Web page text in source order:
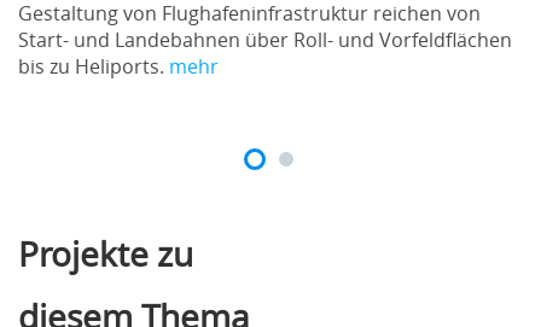
Managementsysteme und Ableitung daraus
entstehender Grundlagen zur Auditierung
basierend auf dem Qualitätsmanagement und in
Festlegung von Prüfkriterien
Durchführung eines Audits
Auswertung und Nachbereitung eines Audits
Gestaltung von Flughafeninfrastruktur reichen von
Start- und Landebahnen über Roll- und Vorfeldflächen
bis zu Heliports. mehr
Projekte zu
diesem Thema